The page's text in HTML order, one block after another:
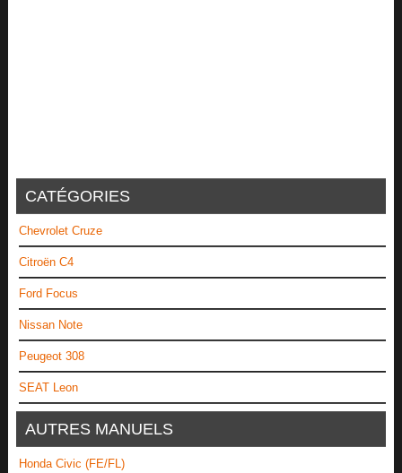
CATÉGORIES
Chevrolet Cruze
Citroën C4
Ford Focus
Nissan Note
Peugeot 308
SEAT Leon
AUTRES MANUELS
Honda Civic (FE/FL)